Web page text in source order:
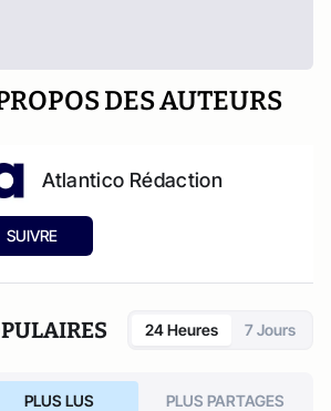
DES AUTEURS
Atlantico Rédaction
SUIVRE
24 Heures 7 Jours
PLUS LUS PLUS PARTAGES